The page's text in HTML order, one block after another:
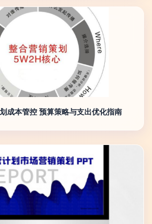
成本管控 预算策略与支出优化指南